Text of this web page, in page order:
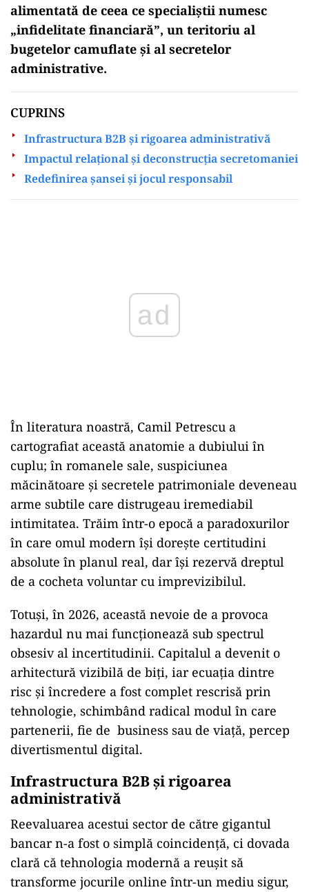
alimentată de ceea ce specialiștii numesc
„infidelitate financiară”, un teritoriu al
bugetelor camuflate și al secretelor
administrative.
CUPRINS
Infrastructura B2B și rigoarea administrativă
Impactul relațional și deconstrucția secretomaniei
Redefinirea șansei și jocul responsabil
În literatura noastră, Camil Petrescu a
cartografiat această anatomie a dubiului în
cuplu; în romanele sale, suspiciunea
măcinătoare și secretele patrimoniale deveneau
arme subtile care distrugeau iremediabil
intimitatea. Trăim într-o epocă a paradoxurilor
în care omul modern își dorește certitudini
absolute în planul real, dar își rezervă dreptul
de a cocheta voluntar cu imprevizibilul.
Totuși, în 2026, această nevoie de a provoca
hazardul nu mai funcționează sub spectrul
obsesiv al incertitudinii. Capitalul a devenit o
arhitectură vizibilă de biți, iar ecuația dintre
risc și încredere a fost complet rescrisă prin
tehnologie, schimbând radical modul în care
partenerii, fie de business sau de viață, percep
divertismentul digital.
Infrastructura B2B și rigoarea
administrativă
Reevaluarea acestui sector de către gigantul
bancar n-a fost o simplă coincidență, ci dovada
clară că tehnologia modernă a reușit să
transforme jocurile online într-un mediu sigur,